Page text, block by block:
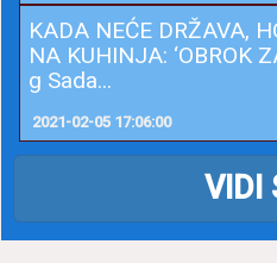
KADA NEĆE DRŽAVA,
NA KUHINJA: ‘OBROK
g Sada...
2021-02-05 17:06:00
VIDI